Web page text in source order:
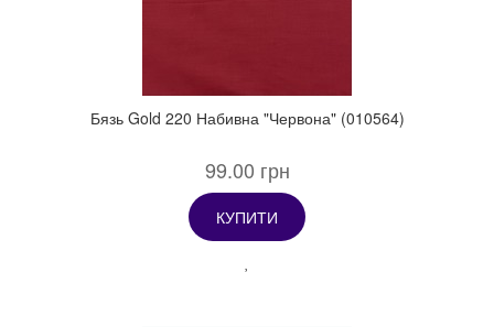
Бязь Gold 220 Набивна "Червона" (010564)
99.00 грн
КУПИТИ